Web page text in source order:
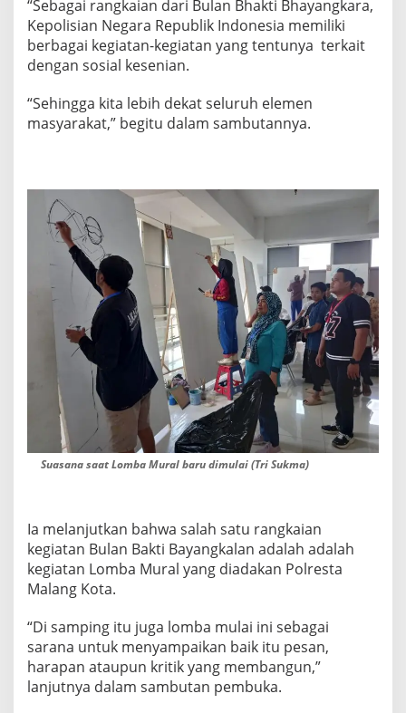
“Sebagai rangkaian dari Bulan Bhakti Bhayangkara,
Kepolisian Negara Republik Indonesia memiliki
berbagai kegiatan-kegiatan yang tentunya terkait
dengan sosial kesenian.
“Sehingga kita lebih dekat seluruh elemen
masyarakat,” begitu dalam sambutannya.
Suasana saat Lomba Mural baru dimulai (Tri Sukma)
Ia melanjutkan bahwa salah satu rangkaian
kegiatan Bulan Bakti Bayangkalan adalah adalah
kegiatan Lomba Mural yang diadakan Polresta
Malang Kota.
“Di samping itu juga lomba mulai ini sebagai
sarana untuk menyampaikan baik itu pesan,
harapan ataupun kritik yang membangun,”
lanjutnya dalam sambutan pembuka.